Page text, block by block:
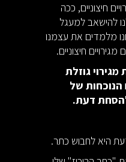
חיצוניים, ככה
להישאב למעגל
מלמדים את עצמנו
חיצוניים.
גוזלת
של
דעת.
היא לחבוש כתר.